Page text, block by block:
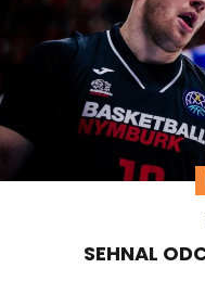
SEHNAL